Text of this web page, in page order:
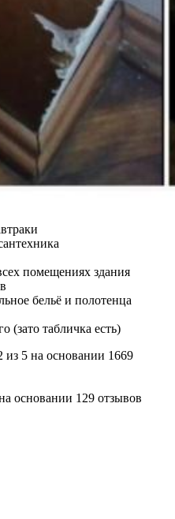
помещениях здания
бельё и полотенца
(зато табличка есть)
из 5 на основании 1669
основании 129 отзывов